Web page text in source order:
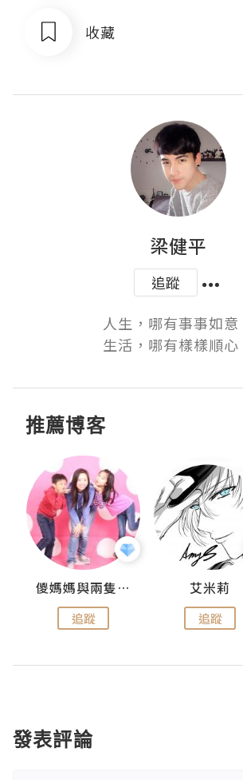
收藏
梁健平
追蹤
人生，哪有事事如意
生活，哪有樣樣順心
推薦博客
儍媽媽與兩隻小魔怪之家
追蹤
艾米莉
追蹤
發表評論